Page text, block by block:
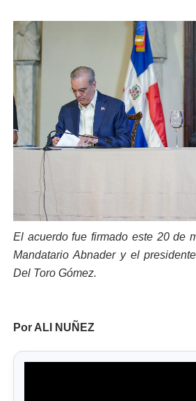
El acuerdo fue firmado este 20 de
Mandatario Abnader y el
Del Toro Gómez.
Por ALI NUÑEZ